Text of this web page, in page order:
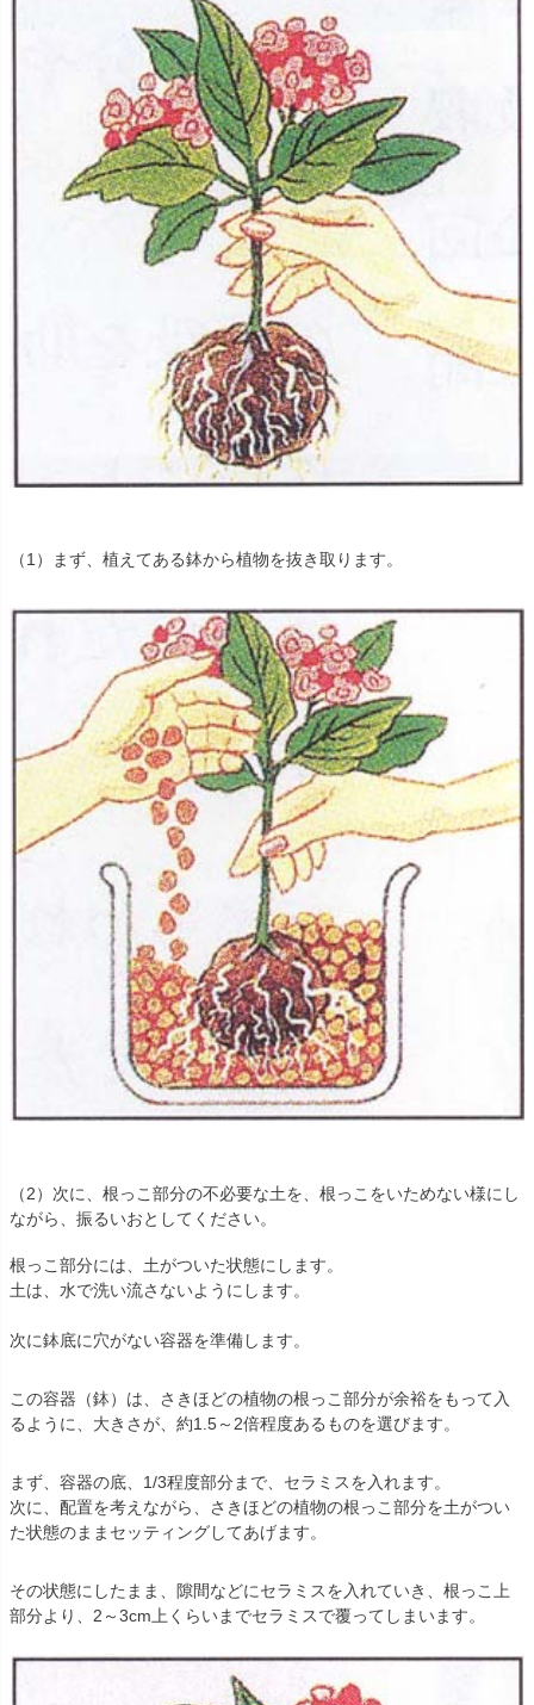
（1）まず、植えてある鉢から植物を抜き取ります。
（2）次に、根っこ部分の不必要な土を、根っこをいためない様にし
ながら、振るいおとしてください。
根っこ部分には、土がついた状態にします。
土は、水で洗い流さないようにします。
次に鉢底に穴がない容器を準備します。
この容器（鉢）は、さきほどの植物の根っこ部分が余裕をもって入
るように、大きさが、約1.5～2倍程度あるものを選びます。
まず、容器の底、1/3程度部分まで、セラミスを入れます。
次に、配置を考えながら、さきほどの植物の根っこ部分を土がつい
た状態のままセッティングしてあげます。
その状態にしたまま、隙間などにセラミスを入れていき、根っこ上
部分より、2～3cm上くらいまでセラミスで覆ってしまいます。